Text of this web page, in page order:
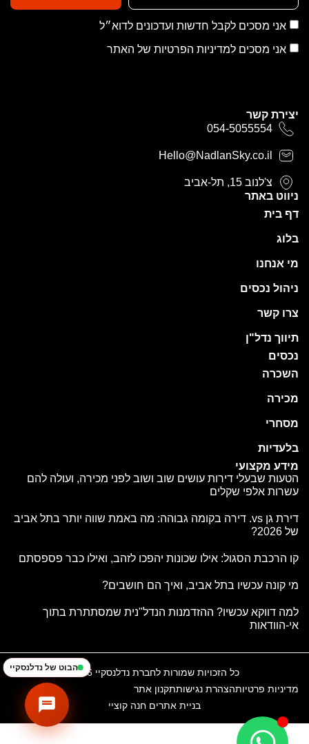
אני מסכים לקבל חדשות ועדכונים לדוא״ל
אני מסכים למדיניות הפרטיות של האתר
יצירת קשר
054-5055554
Hello@NadlanSky.co.il
צ'לנוב 15, תל-אביב
ניווט באתר
דף בית
בלוג
מי אנחנו
ניהול נכסים
צרו קשר
תיווך נדל"ן
נכסים
השכרה
מכירה
מסחרי
בלעדיות
מידע מקצועי
הטעות שבעלי דירות עושים שוב ושוב לפני מכירה, ועולה להם
עשרות אלפי שקלים
דירת גן vs. דירה בקומה גבוהה: מה באמת שווה יותר בתל אביב
של 2026?
קו הרכבת הסגול: אילו שכונות יהפכו לזהב, ואילו כבר פספסתם
מי קונה עכשיו בתל אביב, ואיך הם חושבים?
למה דווקא עכשיו? ההזדמנות הנדל"נית שמסתתרת בתוך
אי-הוודאות
כל הזכויות שמורות לחברת נדלנסקיי 2026
מדיניות פרטיותהצהרת נגישותתקנון אתר
בניית אתרים חנה קוציי
הבוט של נדלנסקיי
נדלנסקיי | NadlanSky